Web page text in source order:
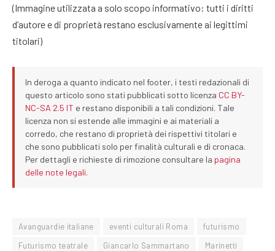
(Immagine utilizzata a solo scopo informativo: tutti i diritti
d’autore e di proprietà restano esclusivamente ai legittimi
titolari)
In deroga a quanto indicato nel footer, i testi redazionali di
questo articolo sono stati pubblicati sotto licenza CC BY-
NC-SA 2.5 IT e restano disponibili a tali condizioni. Tale
licenza non si estende alle immagini e ai materiali a
corredo, che restano di proprietà dei rispettivi titolari e
che sono pubblicati solo per finalità culturali e di cronaca.
Per dettagli e richieste di rimozione consultare la pagina
delle note legali.
Avanguardie italiane eventi culturali Roma
futurismo
Futurismo teatrale
Giancarlo Sammartano
Marinetti